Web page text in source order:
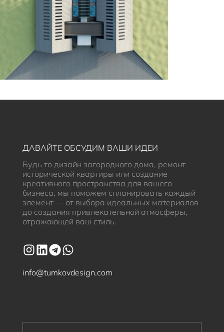
ДАВАЙТЕ ОБСУДИМ ВАШИ ИДЕИ
Будь то дизайн загородного дома, ремонт
исторической квартиры или создание
креативного пространства для вашего
бизнеса, мы поможем спланировать каждый
элемент — от выбора идеальных материалов
до создания привлекательной атмосферы,
отражающей ваш стиль.
info@tumkovdesign.com